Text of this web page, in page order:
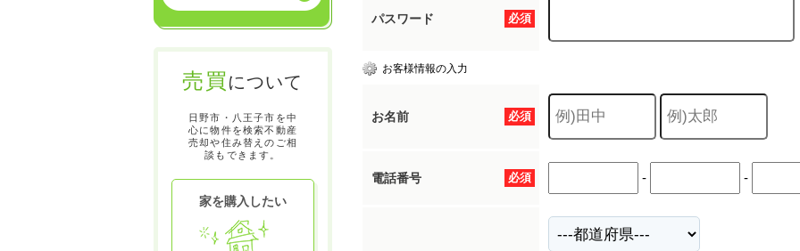
必須
パスワード
お客様情報の入力
必須
お名前
必須
電話番号 - -
売買について
日野市・八王子市を中
心に物件を検索不動産
売却や住み替えのご相
談もできます。
家を購入したい